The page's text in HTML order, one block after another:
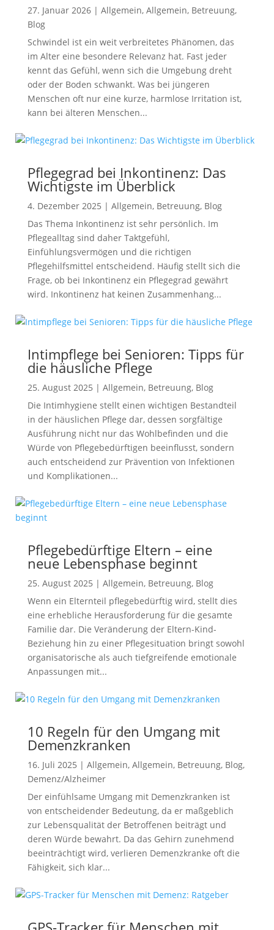
27. Januar 2026| Allgemein, Allgemein, Betreuung,
Blog
Schwindel ist ein weit verbreitetes Phänomen, das
im Alter eine besondere Relevanz hat. Fast jeder
kennt das Gefühl, wenn sich die Umgebung dreht
oder der Boden schwankt. Was bei jüngeren
Menschen oft nur eine kurze, harmlose Irritation ist,
kann bei älteren Menschen...
Pflegegrad bei Inkontinenz: Das
Wichtigste im Überblick
4. Dezember 2025 | Allgemein, Betreuung, Blog
Das Thema Inkontinenz ist sehr persönlich. Im
Pflegealltag sind daher Taktgefühl,
Einfühlungsvermögen und die richtigen
Pflegehilfsmittel entscheidend. Häufig stellt sich die
Frage, ob bei Inkontinenz ein Pflegegrad gewährt
wird. Inkontinenz hat keinen Zusammenhang...
Intimpflege bei Senioren: Tipps für
die häusliche Pflege
25. August 2025 | Allgemein, Betreuung, Blog
Die Intimhygiene stellt einen wichtigen Bestandteil
in der häuslichen Pflege dar, dessen sorgfältige
Ausführung nicht nur das Wohlbefinden und die
Würde von Pflegebedürftigen beeinflusst, sondern
auch entscheidend zur Prävention von Infektionen
und Komplikationen...
Pflegebedürftige Eltern – eine
neue Lebensphase beginnt
25. August 2025 | Allgemein, Betreuung, Blog
Wenn ein Elternteil pflegebedürftig wird, stellt dies
eine erhebliche Herausforderung für die gesamte
Familie dar. Die Veränderung der Eltern-Kind-
Beziehung hin zu einer Pflegesituation bringt sowohl
organisatorische als auch tiefgreifende emotionale
Anpassungen mit...
10 Regeln für den Umgang mit
Demenzkranken
16. Juli 2025 | Allgemein, Allgemein, Betreuung, Blog,
Demenz/Alzheimer
Der einfühlsame Umgang mit Demenzkranken ist
von entscheidender Bedeutung, da er maßgeblich
zur Lebensqualität der Betroffenen beiträgt und
deren Würde bewahrt. Da das Gehirn zunehmend
beeinträchtigt wird, verlieren Demenzkranke oft die
Fähigkeit, sich klar...